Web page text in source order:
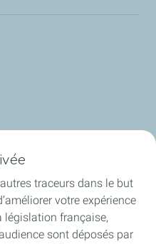
traceurs dans le but
votre expérience
législation française,
sont déposés par